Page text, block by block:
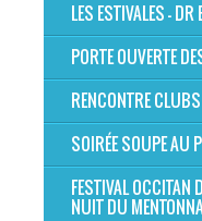
LES ESTIVALES -
PORTE OUVERTE
RENCONTRE
SOIRÉE SOUPE AU
FESTIVAL OCCITAN
NUIT DU